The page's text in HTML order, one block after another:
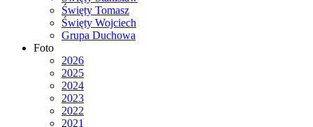
Święty Tomasz
Święty Wojciech
Grupa Duchowa
Foto
2026
2025
2024
2023
2022
2021